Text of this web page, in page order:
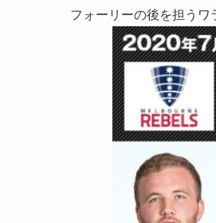
フォーリーの後を担うワ